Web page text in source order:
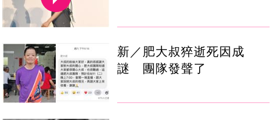
新／肥大叔猝逝死因成
謎 團隊發聲了